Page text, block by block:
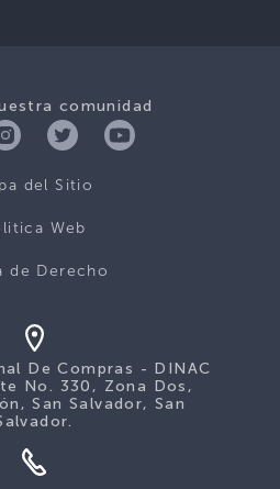
comunidad
del Sitio
Web
de Derecho
De Compras - DINAC
No. 330, Zona Dos,
San Salvador, San